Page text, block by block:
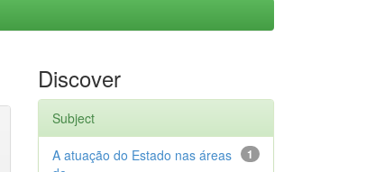
Discover
Subject
1
A atuação do Estado nas áreas